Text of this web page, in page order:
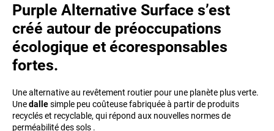
Purple Alternative Surface s’est
créé autour de préoccupations
écologique et écoresponsables
fortes.
Une alternative au revêtement routier pour une planète plus verte.
Unedallesimple peu coûteuse fabriquée à partir de produits
recyclés et recyclable, qui répond aux nouvelles normes de
perméabilité des sols .